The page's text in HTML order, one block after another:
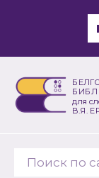
для
В.Я.